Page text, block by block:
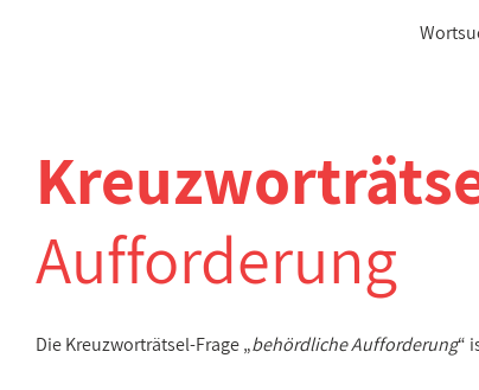
Aufforderung
Die Kreuzworträtsel-Frage „behördliche Aufforderung“